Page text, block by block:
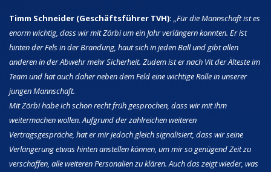
Timm Schneider (Geschäftsführer TVH): „Für die Mannschaft ist es
enorm wichtig, dass wir mit Zörbi um ein Jahr verlängern konnten. Er ist
hinten der Fels in der Brandung, haut sich in jeden Ball und gibt allen
anderen in der Abwehr mehr Sicherheit. Zudem ist er nach Vit der Älteste im
Team und hat auch daher neben dem Feld eine wichtige Rolle in unserer
jungen Mannschaft.
Mit Zörbi habe ich schon recht früh gesprochen, dass wir mit ihm
weitermachen wollen. Aufgrund der zahlreichen weiteren
Vertragsgespräche, hat er mir jedoch gleich signalisiert, dass wir seine
Verlängerung etwas hinten anstellen können, um mir so genügend Zeit zu
verschaffen, alle weiteren Personalien zu klären. Auch das zeigt wieder, was